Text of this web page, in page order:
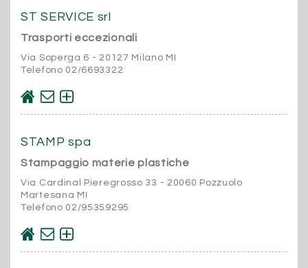
ST SERVICE srl
Trasporti eccezionali
Via Soperga 6 - 20127 Milano MI
Telefono 02/6693322
STAMP spa
Stampaggio materie plastiche
Via Cardinal Pieregrosso 33 - 20060 Pozzuolo
Martesana MI
Telefono 02/95359295